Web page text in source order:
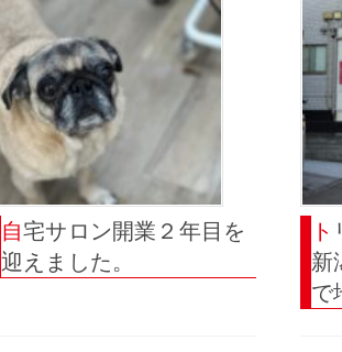
自宅サロン開業２年目を
迎えました。
トリマーを目指すために
新
で